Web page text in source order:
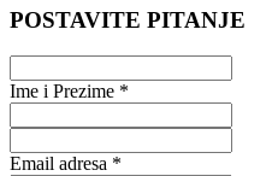
POSTAVITE PITANJE
Ime i Prezime *
Email adresa *